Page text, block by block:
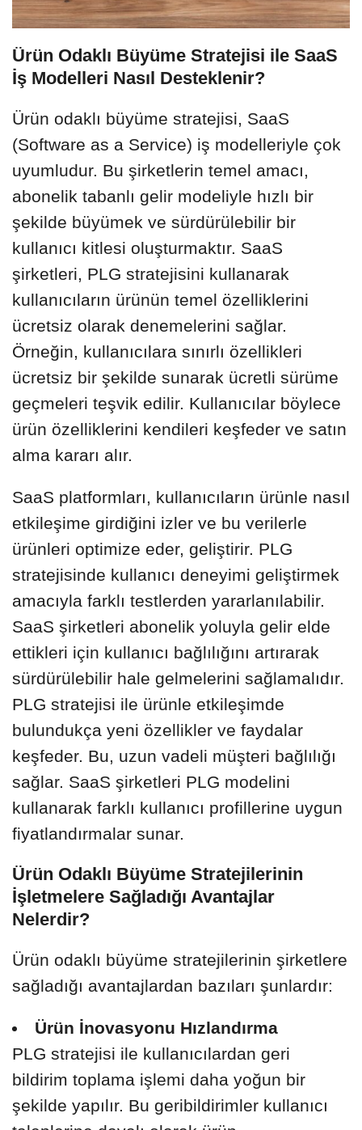
Ürün Odaklı Büyüme Stratejisi ile SaaS
İş Modelleri Nasıl Desteklenir?
Ürün odaklı büyüme stratejisi, SaaS
(Software as a Service) iş modelleriyle çok
uyumludur. Bu şirketlerin temel amacı,
abonelik tabanlı gelir modeliyle hızlı bir
şekilde büyümek ve sürdürülebilir bir
kullanıcı kitlesi oluşturmaktır. SaaS
şirketleri, PLG stratejisini kullanarak
kullanıcıların ürünün temel özelliklerini
ücretsiz olarak denemelerini sağlar.
Örneğin, kullanıcılara sınırlı özellikleri
ücretsiz bir şekilde sunarak ücretli sürüme
geçmeleri teşvik edilir. Kullanıcılar böylece
ürün özelliklerini kendileri keşfeder ve satın
alma kararı alır.
SaaS platformları, kullanıcıların ürünle nasıl
etkileşime girdiğini izler ve bu verilerle
ürünleri optimize eder, geliştirir. PLG
stratejisinde kullanıcı deneyimi geliştirmek
amacıyla farklı testlerden yararlanılabilir.
SaaS şirketleri abonelik yoluyla gelir elde
ettikleri için kullanıcı bağlılığını artırarak
sürdürülebilir hale gelmelerini sağlamalıdır.
PLG stratejisi ile ürünle etkileşimde
bulundukça yeni özellikler ve faydalar
keşfeder. Bu, uzun vadeli müşteri bağlılığı
sağlar. SaaS şirketleri PLG modelini
kullanarak farklı kullanıcı profillerine uygun
fiyatlandırmalar sunar.
Ürün Odaklı Büyüme Stratejilerinin
İşletmelere Sağladığı Avantajlar
Nelerdir?
Ürün odaklı büyüme stratejilerinin şirketlere
sağladığı avantajlardan bazıları şunlardır:
Ürün İnovasyonu Hızlandırma
PLG stratejisi ile kullanıcılardan geri
bildirim toplama işlemi daha yoğun bir
şekilde yapılır. Bu geribildirimler kullanıcı